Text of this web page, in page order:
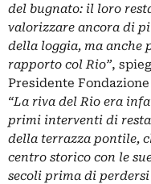
del bugnato: il loro
valorizzare ancora di
della loggia, ma anche
rapporto col Rio”,
Presidente
“La riva del Rio era
primi interventi di
della terrazza pontile,
centro storico con le
secoli prima di perdersi